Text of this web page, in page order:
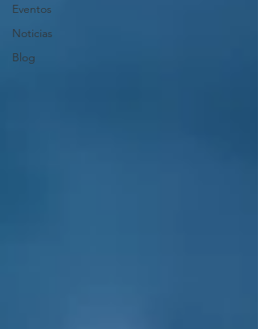
Eventos
Noticias
Blog